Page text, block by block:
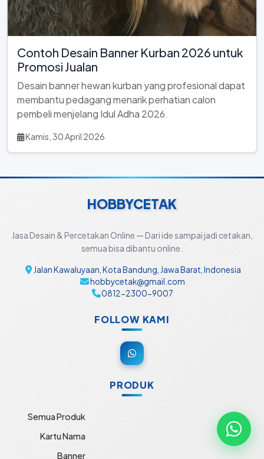
Contoh Desain Banner Kurban 2026 untuk
Promosi Jualan
Desain banner hewan kurban yang profesional dapat
membantu pedagang menarik perhatian calon
pembeli menjelang Idul Adha 2026.
Kamis, 30 April 2026
HOBBYCETAK
Jasa Desain & Percetakan Online — Dari ide sampai jadi cetakan,
semua bisa dibantu online.
Jalan Kawaluyaan, Kota Bandung, Jawa Barat, Indonesia
hobbycetak@gmail.com
0812-2300-9007
FOLLOW KAMI
PRODUK
Semua Produk
Kartu Nama
Banner